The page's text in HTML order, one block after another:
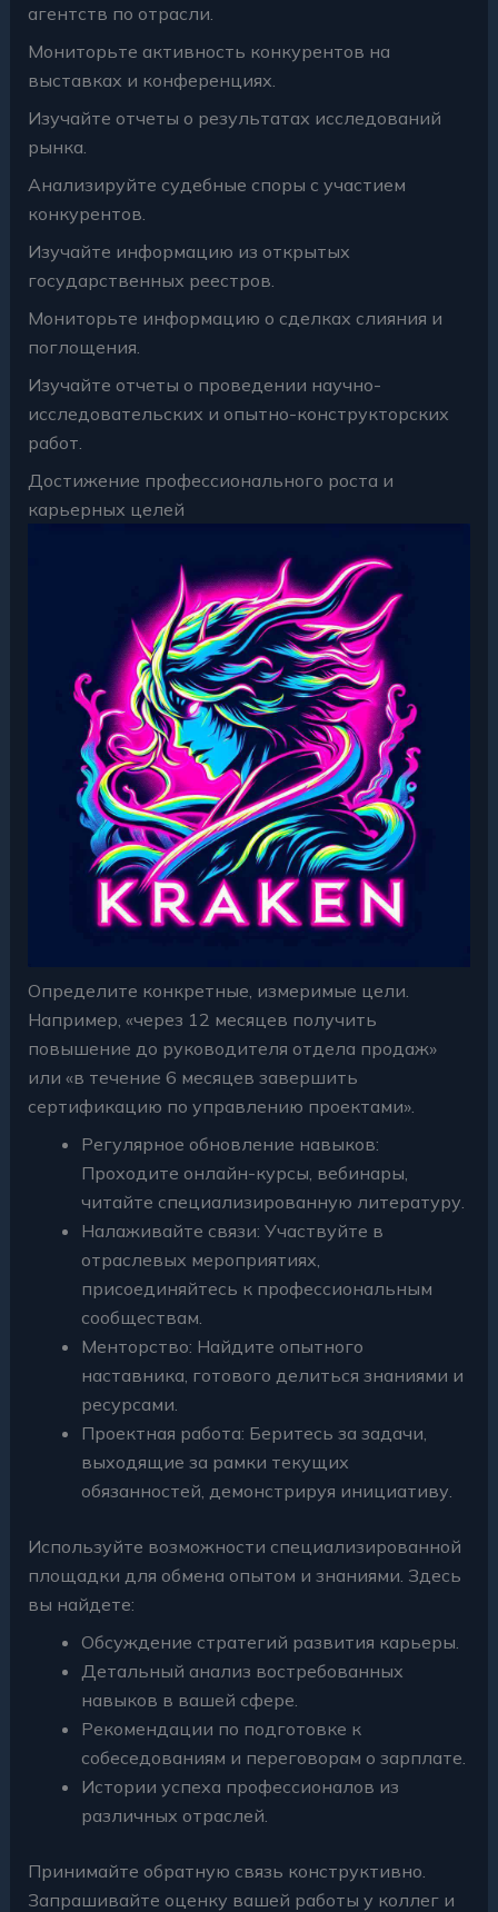
агентств по отрасли.
Мониторьте активность конкурентов на
выставках и конференциях.
Изучайте отчеты о результатах исследований
рынка.
Анализируйте судебные споры с участием
конкурентов.
Изучайте информацию из открытых
государственных реестров.
Мониторьте информацию о сделках слияния и
поглощения.
Изучайте отчеты о проведении научно-
исследовательских и опытно-конструкторских
работ.
Достижение профессионального роста и
карьерных целей
Определите конкретные, измеримые цели.
Например, «через 12 месяцев получить
повышение до руководителя отдела продаж»
или «в течение 6 месяцев завершить
сертификацию по управлению проектами».
Регулярное обновление навыков:
Проходите онлайн-курсы, вебинары,
читайте специализированную литературу.
Налаживайте связи: Участвуйте в
отраслевых мероприятиях,
присоединяйтесь к профессиональным
сообществам.
Менторство: Найдите опытного
наставника, готового делиться знаниями и
ресурсами.
Проектная работа: Беритесь за задачи,
выходящие за рамки текущих
обязанностей, демонстрируя инициативу.
Используйте возможности специализированной
площадки для обмена опытом и знаниями. Здесь
вы найдете:
Обсуждение стратегий развития карьеры.
Детальный анализ востребованных
навыков в вашей сфере.
Рекомендации по подготовке к
собеседованиям и переговорам о зарплате.
Истории успеха профессионалов из
различных отраслей.
Принимайте обратную связь конструктивно.
Запрашивайте оценку вашей работы у коллег и